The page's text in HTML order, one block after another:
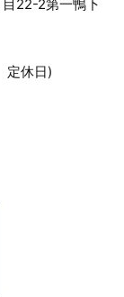
22-2第一鴨下
休日)